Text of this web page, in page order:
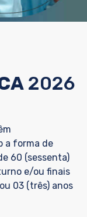
2026
a forma de
60 (sessenta)
e/ou finais
03 (três) anos